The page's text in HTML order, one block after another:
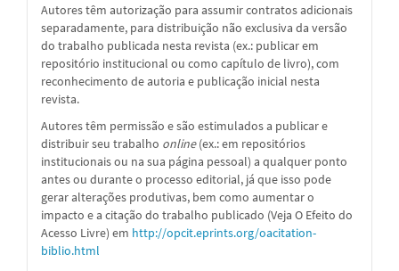
Autores têm autorização para assumir contratos adicionais
separadamente, para distribuição não exclusiva da versão
do trabalho publicada nesta revista (ex.: publicar em
repositório institucional ou como capítulo de livro), com
reconhecimento de autoria e publicação inicial nesta
revista.
Autores têm permissão e são estimulados a publicar e
distribuir seu trabalho online(ex.: em repositórios
institucionais ou na sua página pessoal) a qualquer ponto
antes ou durante o processo editorial, já que isso pode
gerar alterações produtivas, bem como aumentar o
impacto e a citação do trabalho publicado (Veja O Efeito do
Acesso Livre) em http://opcit.eprints.org/oacitation-
biblio.html